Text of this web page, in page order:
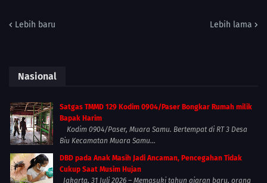
Lebih baru Lebih lama
Nasional
Satgas TMMD 129 Kodim 0904/Paser Bongkar Rumah milik
Bapak Harim
Kodim 0904/Paser, Muara Samu. Bertempat di RT 3 Desa
Biu Kecamatan Muara Samu...
DBD pada Anak Masih Jadi Ancaman, Pencegahan Tidak
Cukup Saat Musim Hujan
Jakarta, 31 Juli 2026 – Memasuki tahun ajaran baru, orang